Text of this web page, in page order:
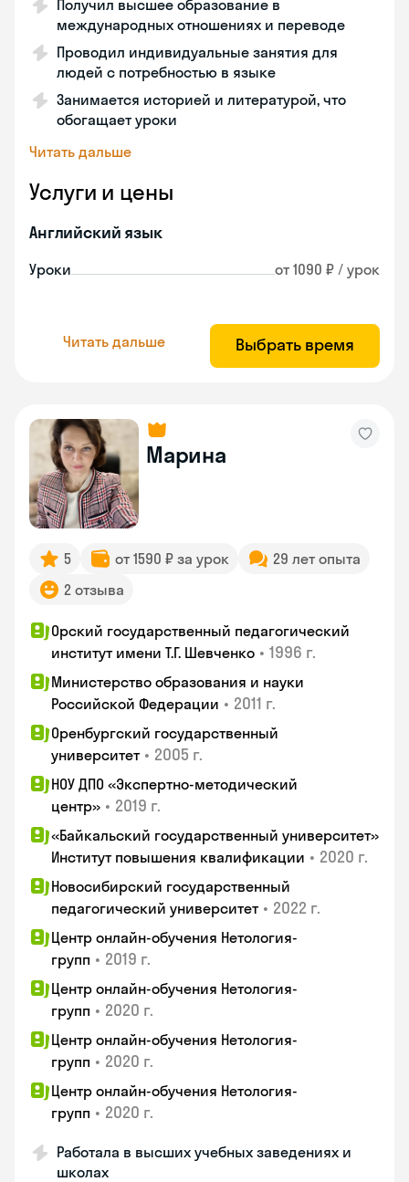
Получил высшее образование в
международных отношениях и переводе
Проводил индивидуальные занятия для
людей с потребностью в языке
Занимается историей и литературой, что
обогащает уроки
Читать дальше
Услуги и цены
Английский язык
Уроки от 1090 ₽ / урок
Читать дальше Выбрать время
Марина
5 от 1590 ₽ за урок
29 лет опыта
2 отзыва
Орский государственный педагогический
институт имени Т.Г. Шевченко • 1996 г.
Министерство образования и науки
Российской Федерации • 2011 г.
Оренбургский государственный
университет • 2005 г.
НОУ ДПО «Экспертно-методический
центр» • 2019 г.
«Байкальский государственный университет»
Институт повышения квалификации • 2020 г.
Новосибирский государственный
педагогический университет • 2022 г.
Центр онлайн-обучения Нетология-
групп • 2019 г.
Центр онлайн-обучения Нетология-
групп • 2020 г.
Центр онлайн-обучения Нетология-
групп • 2020 г.
Центр онлайн-обучения Нетология-
групп • 2020 г.
Работала в высших учебных заведениях и
школах